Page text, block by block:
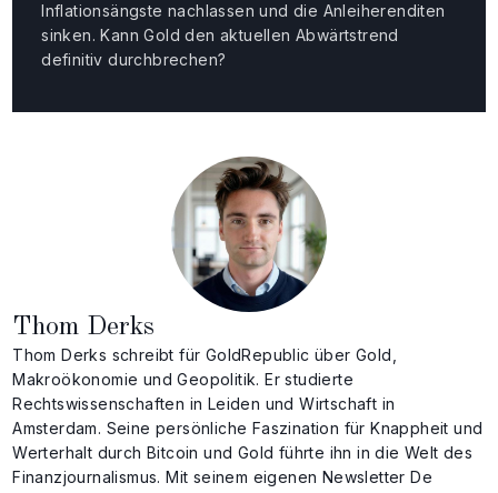
Inflationsängste nachlassen und die Anleiherenditen
sinken. Kann Gold den aktuellen Abwärtstrend
definitiv durchbrechen?
Thom Derks
Thom Derks schreibt für GoldRepublic über Gold,
Makroökonomie und Geopolitik. Er studierte
Rechtswissenschaften in Leiden und Wirtschaft in
Amsterdam. Seine persönliche Faszination für Knappheit und
Werterhalt durch Bitcoin und Gold führte ihn in die Welt des
Finanzjournalismus. Mit seinem eigenen Newsletter De